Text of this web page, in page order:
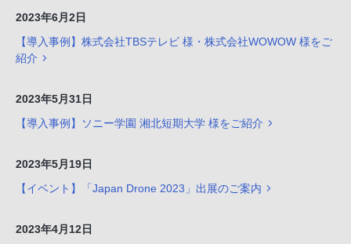
2023年6月2日
【導入事例】株式会社TBSテレビ 様・株式会社WOWOW 様をご
紹介
2023年5月31日
【導入事例】ソニー学園 湘北短期大学 様をご紹介
2023年5月19日
【イベント】「Japan Drone 2023」出展のご案内
2023年4月12日